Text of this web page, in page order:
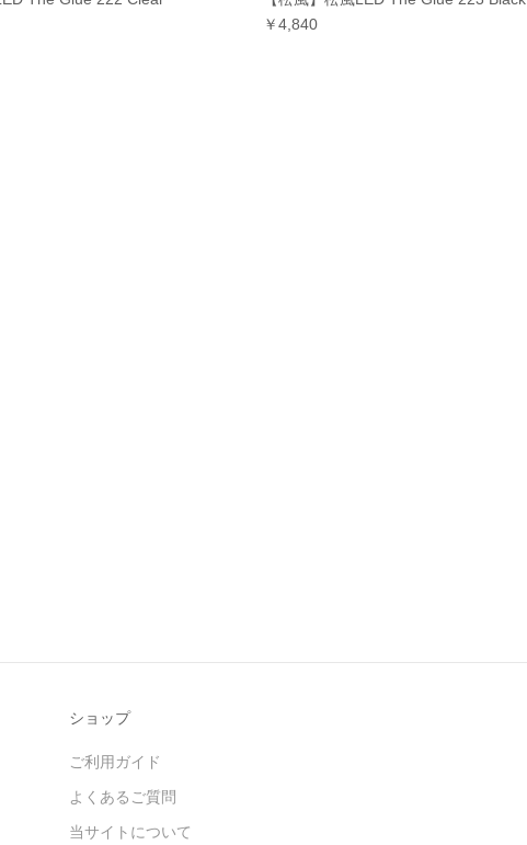
￥4,840
ショップ
ご利用ガイド
よくあるご質問
当サイトについて